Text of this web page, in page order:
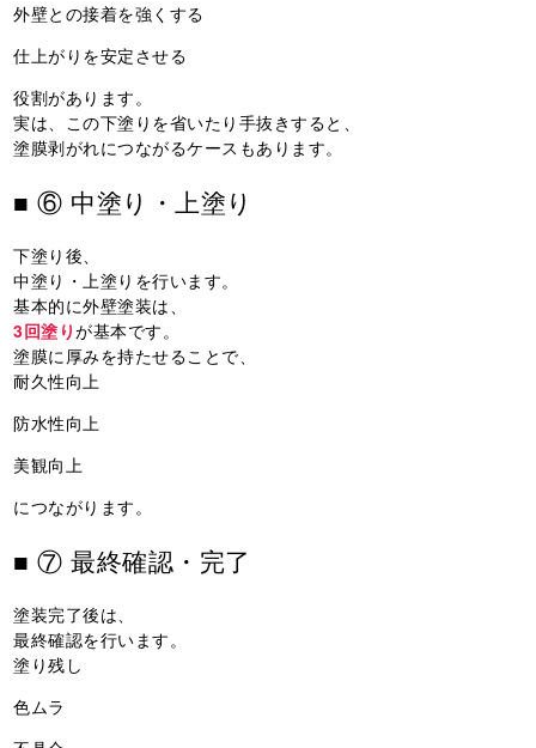
外壁との接着を強くする
仕上がりを安定させる
役割があります。
実は、この下塗りを省いたり手抜きすると、
塗膜剥がれにつながるケースもあります。
■ ⑥ 中塗り・上塗り
下塗り後、
中塗り・上塗りを行います。
基本的に外壁塗装は、
3回塗りが基本です。
塗膜に厚みを持たせることで、
耐久性向上
防水性向上
美観向上
につながります。
■ ⑦ 最終確認・完了
塗装完了後は、
最終確認を行います。
塗り残し
色ムラ